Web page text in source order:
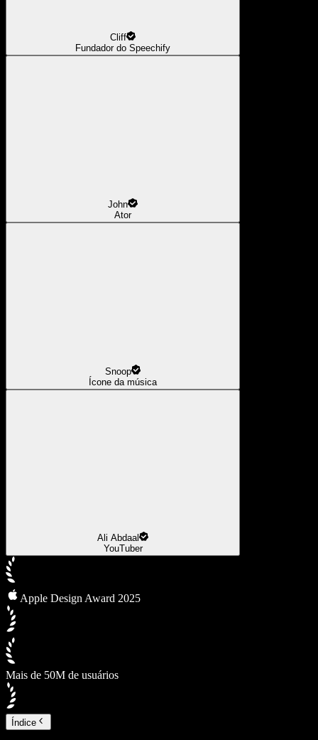
Cliff
Fundador do Speechify
John
Ator
Snoop
Ícone da música
Ali Abdaal
YouTuber
Apple Design Award 2025
Mais de 50M de usuários
Índice